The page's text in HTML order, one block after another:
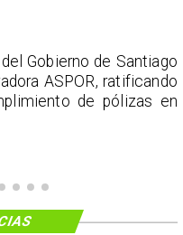
Gobierno de Santiago
ASPOR, ratificando
de pólizas en